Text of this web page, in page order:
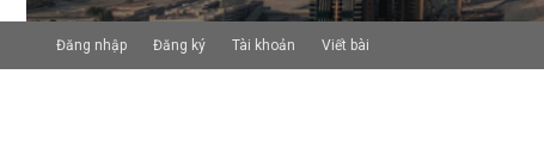
Đăng nhập Đăng ký Tài khoản Viết bài